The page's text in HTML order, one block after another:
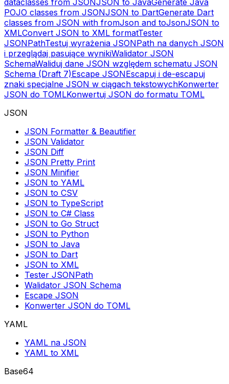
dataclasses from JSONJSON to JavaGenerate Java
POJO classes from JSONJSON to DartGenerate Dart
classes from JSON with fromJson and toJsonJSON to
XMLConvert JSON to XML formatTester
JSONPathTestuj wyrażenia JSONPath na danych JSON
i przeglądaj pasujące wynikiWalidator JSON
SchemaWaliduj dane JSON względem schematu JSON
Schema (Draft 7)Escape JSONEscapuj i de-escapuj
znaki specjalne JSON w ciągach tekstowychKonwerter
JSON do TOMLKonwertuj JSON do formatu TOML
JSON
JSON Formatter & Beautifier
JSON Validator
JSON Diff
JSON Pretty Print
JSON Minifier
JSON to YAML
JSON to CSV
JSON to TypeScript
JSON to C# Class
JSON to Go Struct
JSON to Python
JSON to Java
JSON to Dart
JSON to XML
Tester JSONPath
Walidator JSON Schema
Escape JSON
Konwerter JSON do TOML
YAML
YAML na JSON
YAML to XML
Base64